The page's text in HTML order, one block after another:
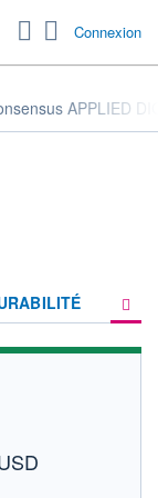
Connexion
APPLIED
BOURSE